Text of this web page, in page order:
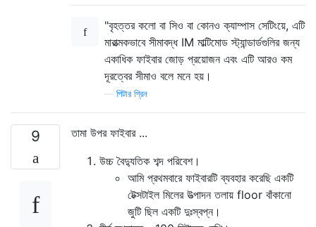
"বৃহত্তর কলো বা সিও বা কোনও ক্যাম্পাস সেটিংয়ে, এটি
মারাত্মকভাবে সীমাবদ্ধ IM মাল্টিমোড স্ট্যান্ডার্ডগুলির জন্য
একাধিক ফাইবার জোড় প্রয়োজন এবং এটি আরও কম
দূরত্বের সীমাও বলে মনে হয়।
পিটার গ্রিন
9
তামা উপর ফাইবার ...
উচ্চ বৈদ্যুতিক শব্দ পরিবেশ।
আমি প্রথমবারে ফাইবারটি ব্যবহার করেছি একটি
টেক্সটাইল মিলের উত্পাদন তলায় floor বাঁকানো
জুটি ছিল একটি দুঃস্বপ্ন।